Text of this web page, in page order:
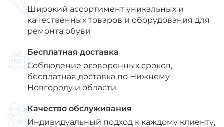
Широкий ассортимент уникальных и
качественных товаров и оборудования для
ремонта обуви
Бесплатная доставка
Соблюдение оговоренных сроков,
бесплатная доставка по Нижнему
Новгороду и области
Качество обслуживания
Индивидуальный подход к каждому клиенту,